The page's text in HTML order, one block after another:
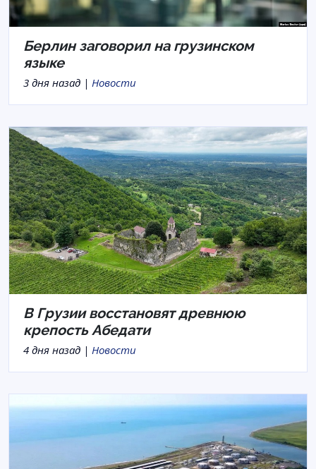
Берлин заговорил на грузинском
языке
3 дня назад | Новости
В Грузии восстановят древнюю
крепость Абедати
4 дня назад | Новости